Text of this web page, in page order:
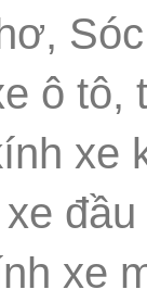
ô tô,
xe
xe